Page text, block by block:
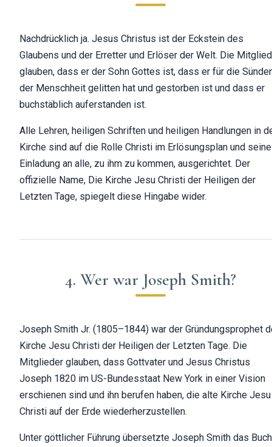
Nachdrücklich ja. Jesus Christus ist der Eckstein des
Glaubens und der Erretter und Erlöser der Welt. Die
glauben, dass er der Sohn Gottes ist, dass er für die
der Menschheit gelitten hat und gestorben ist und dass er
buchstäblich auferstanden ist.
Alle Lehren, heiligen Schriften und heiligen Handlungen in
Kirche sind auf die Rolle Christi im Erlösungsplan und seine
Einladung an alle, zu ihm zu kommen, ausgerichtet. Der
offizielle Name, Die Kirche Jesu Christi der Heiligen der
Letzten Tage, spiegelt diese Hingabe wider.
4. Wer war Joseph Smith?
Joseph Smith Jr. (1805–1844) war der Gründungsprophet
Kirche Jesu Christi der Heiligen der Letzten Tage. Die
Mitglieder glauben, dass Gottvater und Jesus Christus
Joseph 1820 im US-Bundesstaat New York in einer Vision
erschienen sind und ihn berufen haben, die alte Kirche Jesu
Christi auf der Erde wiederherzustellen.
Unter göttlicher Führung übersetzte Joseph Smith das Buch